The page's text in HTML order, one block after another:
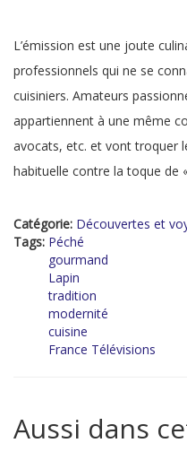
L’émission est une joute
professionnels qui ne se
cuisiniers. Amateurs
appartiennent à une même
avocats, etc. et vont troquer
habituelle contre la toque de
Catégorie: Découvertes et
Tags: Péché
gourmand
Lapin
tradition
modernité
cuisine
France Télévisions
Aussi dans